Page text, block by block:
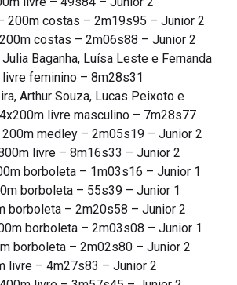
200m costas – 2m19s95 – Junior 2
costas – 2m06s88 – Junior 2
Baganha, Luísa Leste e Fernanda
feminino – 8m28s31
Arthur Souza, Lucas Peixoto e
livre masculino – 7m28s77
medley – 2m05s19 – Junior 2
livre – 8m16s33 – Junior 2
borboleta – 1m03s16 – Junior 1
borboleta – 55s39 – Junior 1
borboleta – 2m20s58 – Junior 2
borboleta – 2m03s08 – Junior 1
borboleta – 2m02s80 – Junior 2
livre – 4m27s83 – Junior 2